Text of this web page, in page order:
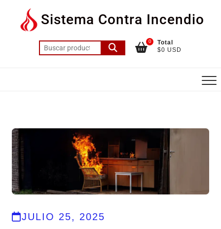
Sistema Contra Incendio
0
Total
$0 USD
JULIO 25, 2025